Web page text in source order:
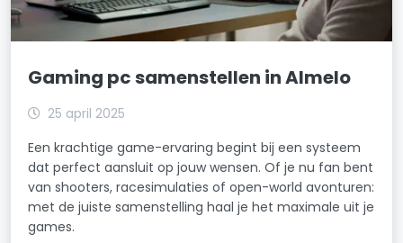
Gaming pc samenstellen in Almelo
25 april 2025
Een krachtige game-ervaring begint bij een systeem
dat perfect aansluit op jouw wensen. Of je nu fan bent
van shooters, racesimulaties of open-world avonturen:
met de juiste samenstelling haal je het maximale uit je
games.